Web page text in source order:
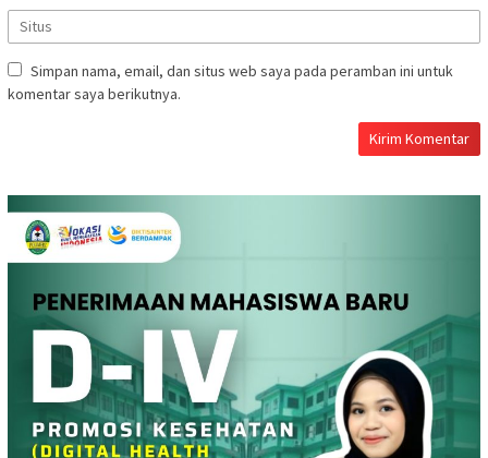
Simpan nama, email, dan situs web saya pada peramban ini untuk
komentar saya berikutnya.